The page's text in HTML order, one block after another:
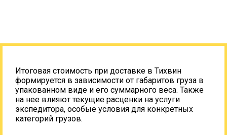
Итоговая стоимость при доставке в Тихвин
формируется в зависимости от габаритов груза в
упакованном виде и его суммарного веса. Также
на нее влияют текущие расценки на услуги
экспедитора, особые условия для конкретных
категорий грузов.